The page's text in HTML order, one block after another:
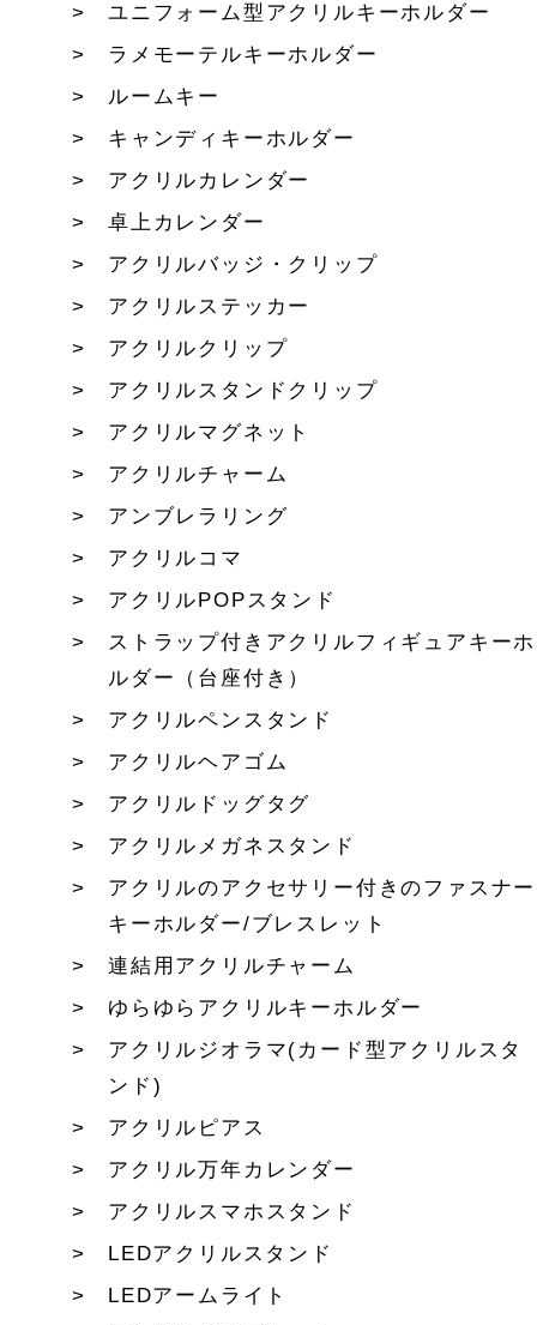
ユニフォーム型アクリルキーホルダー
ラメモーテルキーホルダー
ルームキー
キャンディキーホルダー
アクリルカレンダー
卓上カレンダー
アクリルバッジ・クリップ
アクリルステッカー
アクリルクリップ
アクリルスタンドクリップ
アクリルマグネット
アクリルチャーム
アンブレラリング
アクリルコマ
アクリルPOPスタンド
ストラップ付きアクリルフィギュアキーホ
ルダー（台座付き）
アクリルペンスタンド
アクリルヘアゴム
アクリルドッグタグ
アクリルメガネスタンド
アクリルのアクセサリー付きのファスナー
キーホルダー/ブレスレット
連結用アクリルチャーム
ゆらゆらアクリルキーホルダー
アクリルジオラマ(カード型アクリルスタ
ンド)
アクリルピアス
アクリル万年カレンダー
アクリルスマホスタンド
LEDアクリルスタンド
LEDアームライト